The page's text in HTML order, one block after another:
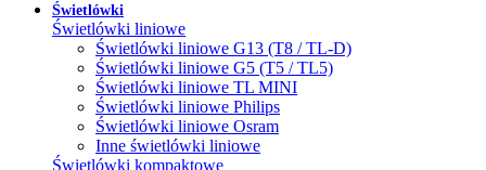
Świetlówki
Świetlówki liniowe
Świetlówki liniowe G13 (T8 / TL-D)
Świetlówki liniowe G5 (T5 / TL5)
Świetlówki liniowe TL MINI
Świetlówki liniowe Philips
Świetlówki liniowe Osram
Inne świetlówki liniowe
Świetlówki kompaktowe